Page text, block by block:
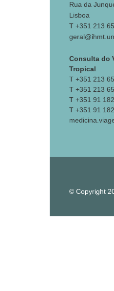
Rua da
Lisboa
T +351 213
Consulta do
Tropical
T +351 213
T +351 213
T +351 91
T +351 91
© Copyright